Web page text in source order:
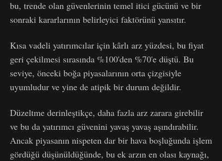
bu, trende olan güvenlerinin temel itici gücünü ve bir
sonraki kararlarının belirleyici faktörünü yansıtır.
Kısa vadeli yatırımcılar için kârlı arz yüzdesi, bu fiyat
geri çekilmesi sırasında %100'den %70'e düştü. Bu
seviye, önceki boğa piyasalarının orta çizgisiyle
uyumludur ve yine de atipik bir durum değildir.
Düzeltme derinleştikçe, daha fazla arz zarara girebilir
ve bu da yatırımcı güvenini yavaş yavaş aşındırabilir.
Ancak piyasanın nispeten dar bir hava boşluğunda işlem
gördüğü düşünüldüğünde, bu ek arzın en olası kaynağı,